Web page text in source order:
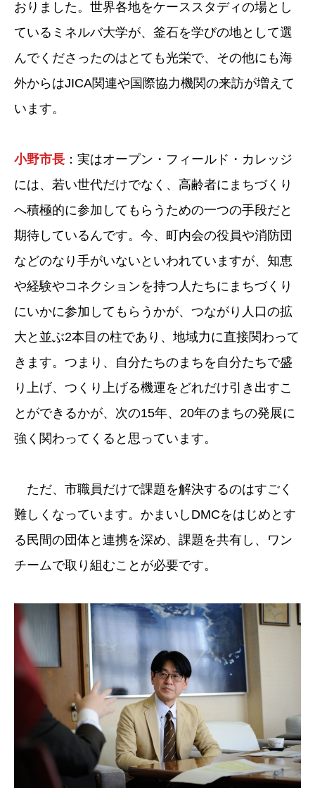
おりました。世界各地をケーススタディの場とし
ているミネルバ大学が、釜石を学びの地として選
んでくださったのはとても光栄で、その他にも海
外からはJICA関連や国際協力機関の来訪が増えて
います。
小野市長 ：実はオープン・フィールド・カレッジ
には、若い世代だけでなく、高齢者にまちづくり
へ積極的に参加してもらうための一つの手段だと
期待しているんです。今、町内会の役員や消防団
などのなり手がいないといわれていますが、知恵
や経験やコネクションを持つ人たちにまちづくり
にいかに参加してもらうかが、つながり人口の拡
大と並ぶ2本目の柱であり、地域力に直接関わって
きます。つまり、自分たちのまちを自分たちで盛
り上げ、つくり上げる機運をどれだけ引き出すこ
とができるかが、次の15年、20年のまちの発展に
強く関わってくると思っています。
ただ、市職員だけで課題を解決するのはすごく
難しくなっています。かまいしDMCをはじめとす
る民間の団体と連携を深め、課題を共有し、ワン
チームで取り組むことが必要です。